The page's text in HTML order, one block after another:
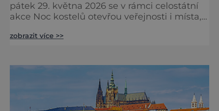
pátek 29. května 2026 se v rámci celostátní
akce Noc kostelů otevřou veřejnosti i místa,
nejzajímavějších bude bezesporu Husův
večer plný historie, hudby, tajemství i
dobrodružství pro malé i velké návštěvníky.
Málokdo ví, že dnešní kos
zobrazit více >>